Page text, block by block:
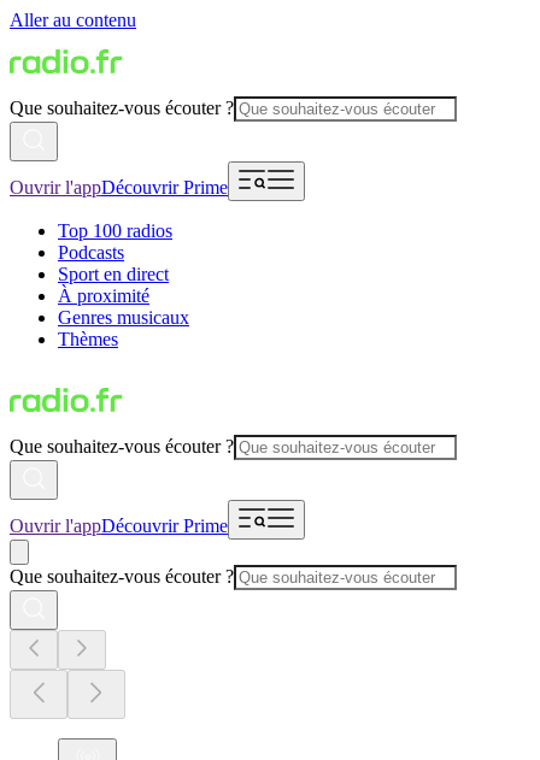
Aller au contenu
Que souhaitez-vous écouter ?
Ouvrir l'appDécouvrir Prime
Top 100 radios
Podcasts
Sport en direct
À proximité
Genres musicaux
Thèmes
Que souhaitez-vous écouter ?
Ouvrir l'appDécouvrir Prime
Que souhaitez-vous écouter ?